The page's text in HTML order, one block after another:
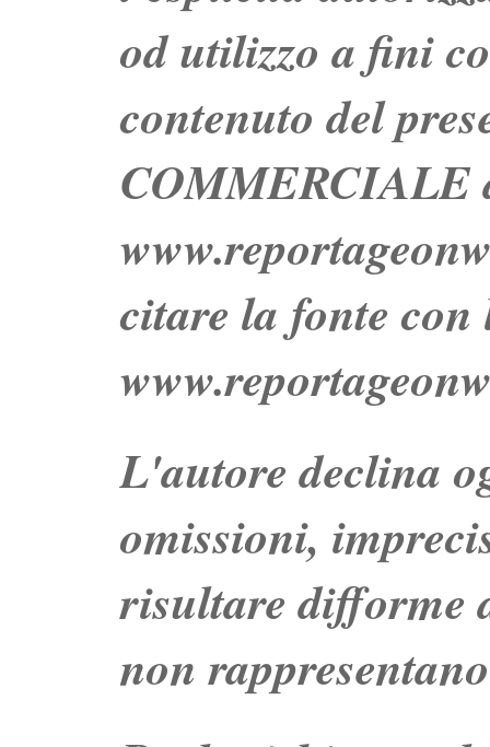
od utilizzo a fini
contenuto del
COMMERCIALE
citare la fonte
L'autore declina
omissioni,
risultare difforme
non